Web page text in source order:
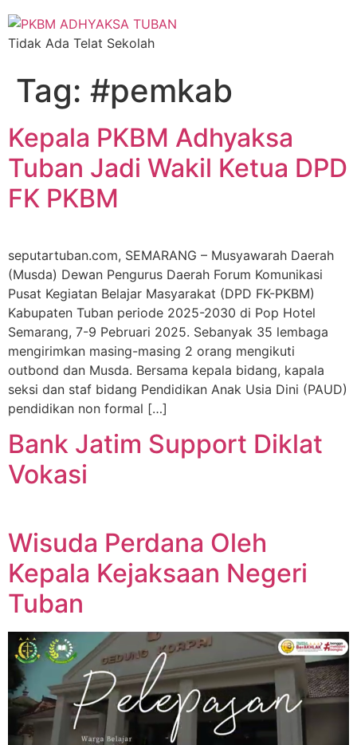
Tidak Ada Telat Sekolah
Tag: #pemkab
Kepala PKBM Adhyaksa
Tuban Jadi Wakil Ketua DPD
FK PKBM
seputartuban.com, SEMARANG – Musyawarah Daerah
(Musda) Dewan Pengurus Daerah Forum Komunikasi
Pusat Kegiatan Belajar Masyarakat (DPD FK-PKBM)
Kabupaten Tuban periode 2025-2030 di Pop Hotel
Semarang, 7-9 Pebruari 2025. Sebanyak 35 lembaga
mengirimkan masing-masing 2 orang mengikuti
outbond dan Musda. Bersama kepala bidang, kapala
seksi dan staf bidang Pendidikan Anak Usia Dini (PAUD)
pendidikan non formal […]
Bank Jatim Support Diklat
Vokasi
Wisuda Perdana Oleh
Kepala Kejaksaan Negeri
Tuban